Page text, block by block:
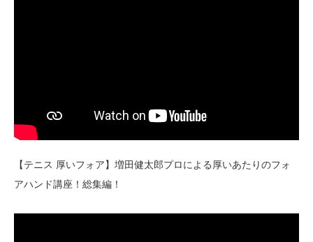
【テニス 厚いフォア】増田健太郎プロによる厚いあたりのフォ
アハンド講座！総集編！